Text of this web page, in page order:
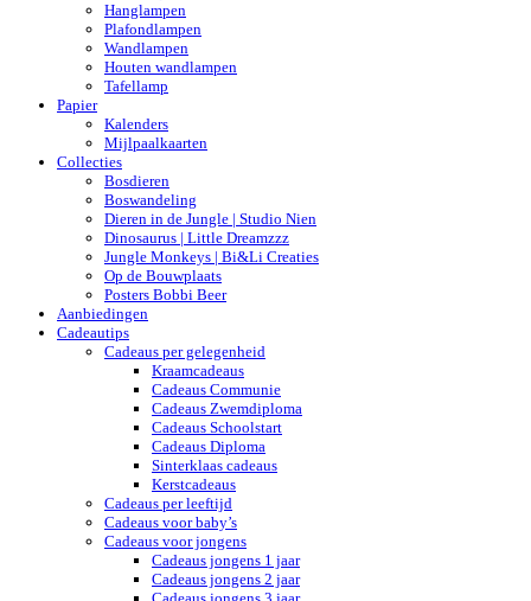
Hanglampen
Plafondlampen
Wandlampen
Houten wandlampen
Tafellamp
Papier
Kalenders
Mijlpaalkaarten
Collecties
Bosdieren
Boswandeling
Dieren in de Jungle | Studio Nien
Dinosaurus | Little Dreamzzz
Jungle Monkeys | Bi&Li Creaties
Op de Bouwplaats
Posters Bobbi Beer
Aanbiedingen
Cadeautips
Cadeaus per gelegenheid
Kraamcadeaus
Cadeaus Communie
Cadeaus Zwemdiploma
Cadeaus Schoolstart
Cadeaus Diploma
Sinterklaas cadeaus
Kerstcadeaus
Cadeaus per leeftijd
Cadeaus voor baby’s
Cadeaus voor jongens
Cadeaus jongens 1 jaar
Cadeaus jongens 2 jaar